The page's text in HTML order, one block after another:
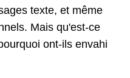
texte, et même
Mais qu'est-ce
ont-ils envahi